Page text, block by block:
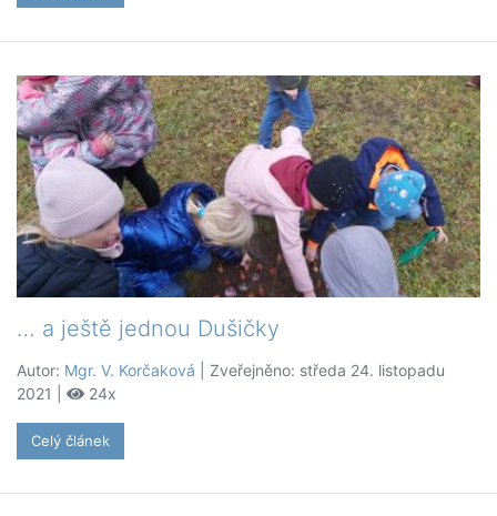
… a ještě jednou Dušičky
Autor: Mgr. V. Korčaková | Zveřejněno: středa 24. listopadu
2021 |
24x
Celý článek